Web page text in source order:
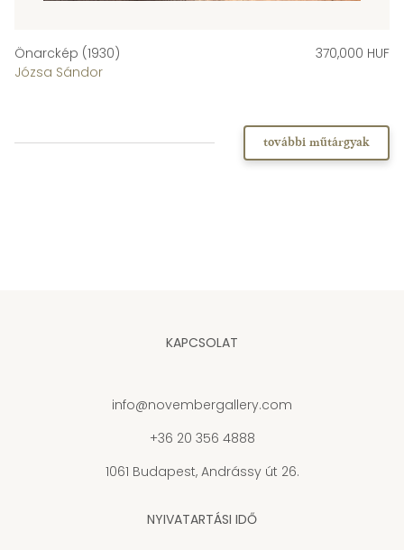
Önarckép (1930)
Józsa Sándor
370,000 HUF
további műtárgyak
KAPCSOLAT
info@novembergallery.com
+36 20 356 4888
1061 Budapest, Andrássy út 26.
NYIVATARTÁSI IDŐ